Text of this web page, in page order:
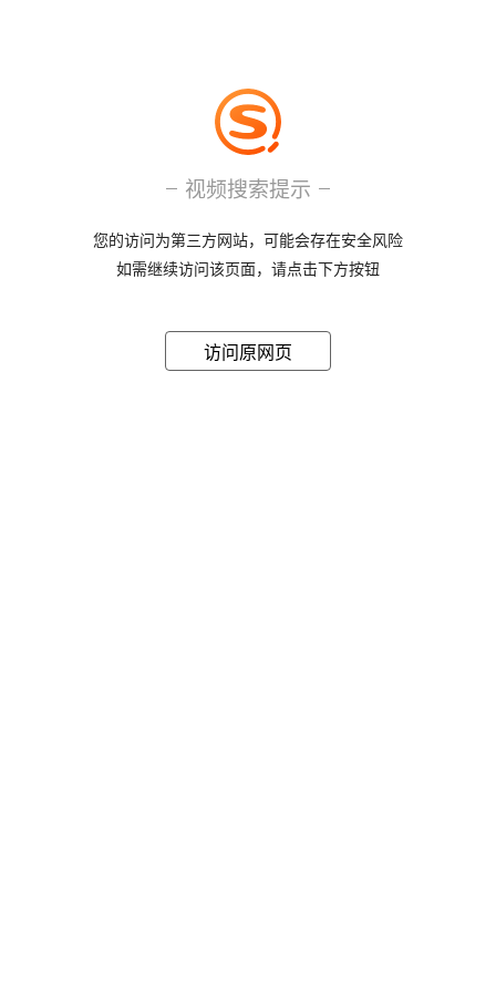
视频搜索提示
您的访问为第三方网站，可能会存在安全风险
如需继续访问该页面，请点击下方按钮
访问原网页